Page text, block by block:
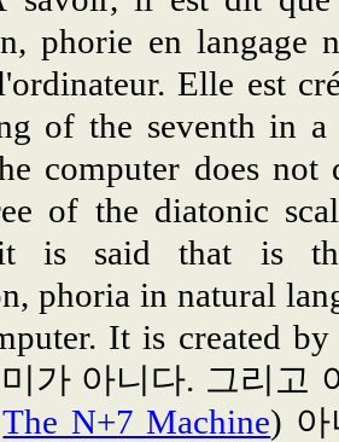
phorie en langage
Elle est
of the seventh in
computer does not
of the diatonic
is said that is
phoria in natural
It is created
가 아니다. 그리고
The N+7 Machine)